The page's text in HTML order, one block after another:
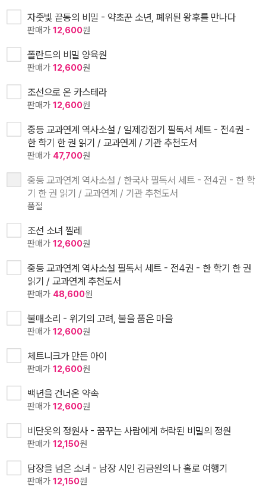
자줏빛 끝동의 비밀 - 약초꾼 소년, 폐위된 왕후를 만나다
판매가 12,600원
폴란드의 비밀 양육원
판매가 12,600원
조선으로 온 카스테라
판매가 12,600원
중등 교과연계 역사소설 / 일제강점기 필독서 세트 - 전4권 -
한 학기 한 권 읽기 / 교과연계 / 기관 추천도서
판매가 47,700원
중등 교과연계 역사소설 / 한국사 필독서 세트 - 전4권 - 한 학
기 한 권 읽기 / 교과연계 / 기관 추천도서
품절
조선 소녀 찔레
판매가 12,600원
중등 교과연계 역사소설 필독서 세트 - 전4권 - 한 학기 한 권
읽기 / 교과연계 추천도서
판매가 48,600원
불매소리 - 위기의 고려, 불을 품은 마을
판매가 12,600원
체트니크가 만든 아이
판매가 12,600원
백년을 건너온 약속
판매가 12,600원
비단옷의 정원사 - 꿈꾸는 사람에게 허락된 비밀의 정원
판매가 12,150원
담장을 넘은 소녀 - 남장 시인 김금원의 나 홀로 여행기
판매가 12,150원